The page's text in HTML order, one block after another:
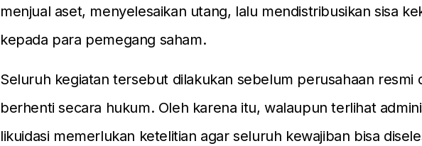
menjual aset, menyelesaikan utang, lalu mendistribusikan sisa
kepada para pemegang saham.
Seluruh kegiatan tersebut dilakukan sebelum perusahaan resmi
berhenti secara hukum. Oleh karena itu, walaupun terlihat
likuidasi memerlukan ketelitian agar seluruh kewajiban bisa